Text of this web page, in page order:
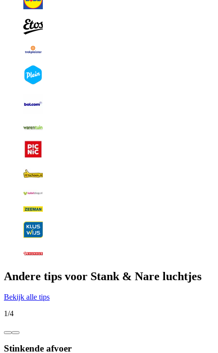
Andere tips voor Stank & Nare luchtjes
Bekijk alle tips
1/4
Stinkende afvoer